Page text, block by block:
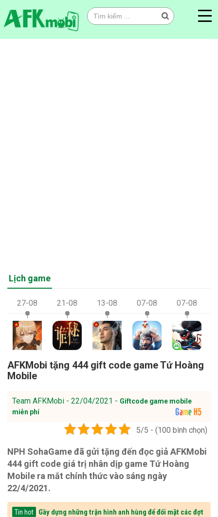
Lịch game
27-08 21-08 13-08 07-08 07-08
AFKMobi tặng 444 gift code game Tứ Hoàng
Mobile
Team AFKMobi - 22/04/2021 - Giftcode game mobile
miễn phí
5/5 - (100 bình chọn)
NPH SohaGame đã gửi tặng đến đọc giả AFKMobi
444 gift code giá trị nhân dịp game Tứ Hoàng
Mobile ra mắt chính thức vào sáng ngày
22/4/2021.
Tin hot
Gầy dựng những trận hình anh hùng để đối mặt các đợt